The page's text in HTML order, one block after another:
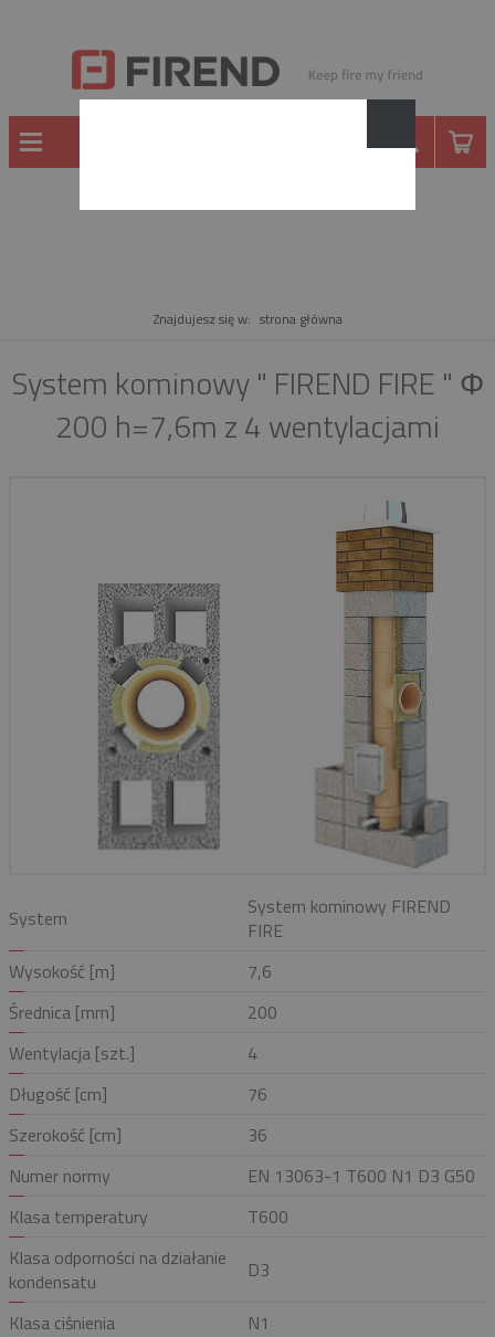
Znajdujesz się w: strona główna
System kominowy " FIREND FIRE " Φ
200 h=7,6m z 4 wentylacjami
System
System kominowy FIREND
FIRE
Wysokość [m]
7,6
Średnica [mm]
200
Wentylacja [szt.]
4
Długość [cm]
76
Szerokość [cm]
36
Numer normy
EN 13063-1 T600 N1 D3 G50
Klasa temperatury
T600
Klasa odporności na działanie
kondensatu
D3
Klasa ciśnienia
N1